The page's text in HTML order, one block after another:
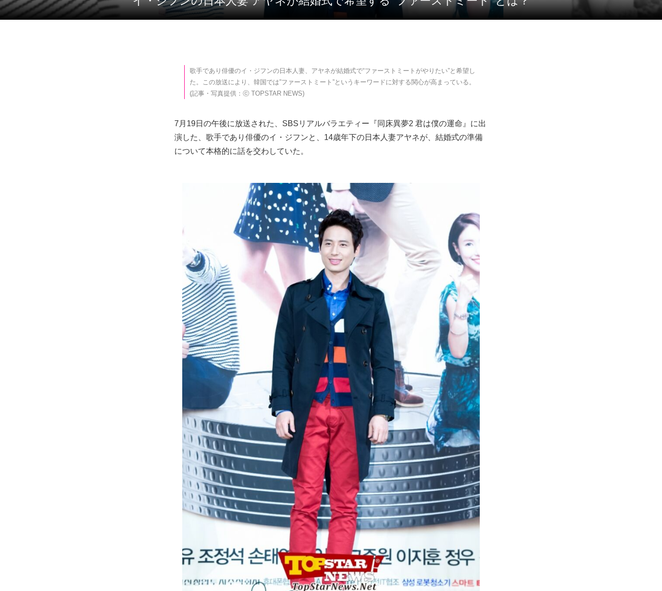
歌手であり俳優のイ・ジフンの日本人妻、アヤネが結婚式で“ファーストミートがやりたい”と希望し
た。この放送により、韓国では”ファーストミート”というキーワードに対する関心が高まっている。
(記事・写真提供：ⓒ TOPSTAR NEWS)
7月19日の午後に放送された、SBSリアルバラエティー『同床異夢2 君は僕の運命』に出
演した、歌手であり俳優のイ・ジフンと、14歳年下の日本人妻アヤネが、結婚式の準備
について本格的に話を交わしていた。